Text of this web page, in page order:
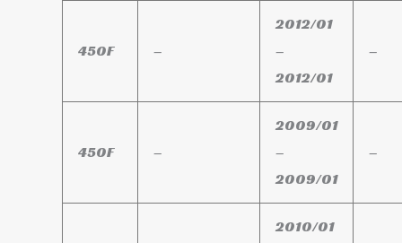
450F –
2012/01
–
2012/01
–
450F –
2009/01
–
2009/01
–
2010/01